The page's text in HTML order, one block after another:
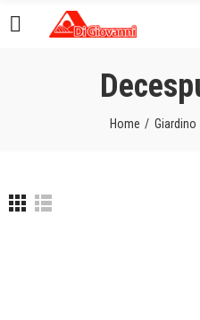
Home Giardino